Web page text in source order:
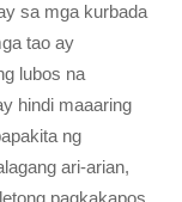
sa mga kurbada
tao ay
lubos na
hindi maaaring
ng
ari-arian,
pagkakapos